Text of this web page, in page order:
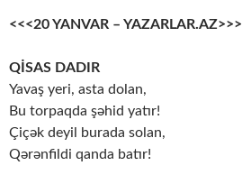
<<<20 YANVAR – YAZARLAR.AZ>>>
QİSAS DADIR
Yavaş yeri, asta dolan,
Bu torpaqda şəhid yatır!
Çiçək deyil burada solan,
Qərənfildi qanda batır!